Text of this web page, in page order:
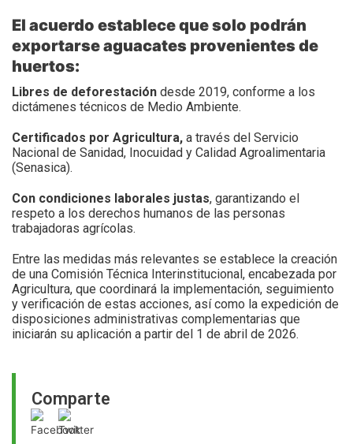
Comparte
El acuerdo establece que solo podrán
exportarse aguacates provenientes de
huertos:
Libres de deforestación desde 2019, conforme a los
dictámenes técnicos de Medio Ambiente.
Certificados por Agricultura, a través del Servicio
Nacional de Sanidad, Inocuidad y Calidad Agroalimentaria
(Senasica).
Con condiciones laborales justas, garantizando el
respeto a los derechos humanos de las personas
trabajadoras agrícolas.
Entre las medidas más relevantes se establece la creación
de una Comisión Técnica Interinstitucional, encabezada por
Agricultura, que coordinará la implementación, seguimiento
y verificación de estas acciones, así como la expedición de
disposiciones administrativas complementarias que
iniciarán su aplicación a partir del 1 de abril de 2026.